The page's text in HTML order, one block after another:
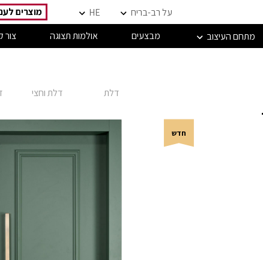
על רב-בריח HE
מוצרים
מתחם העיצוב מבצעים אולמות תצוגה צור
דלת דלת וחצי
חדש